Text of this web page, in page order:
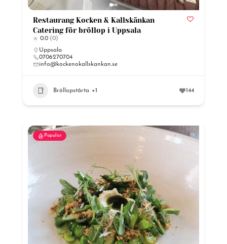
Restaurang Kocken & Kallskänkan
Catering för bröllop i Uppsala
0.0 (0)
Uppsala
0706270704
info@kockenokallskankan.se
Bröllopstårta +1 144
Popular